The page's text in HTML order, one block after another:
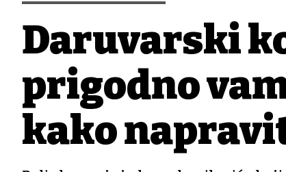
Daruvarski
prigodno
kako